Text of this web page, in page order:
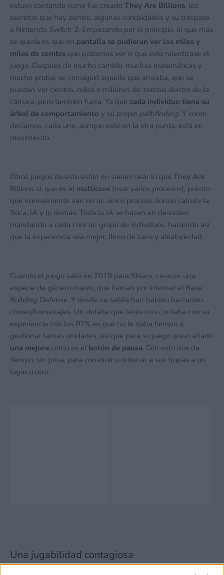
estuvo contando como fue creado They Are Billions, los
secretos que hay dentro, algunas curiosidades y su traspaso
a Nintendo Switch 2. Empezando por el principio, lo que más
se quería es que en pantalla se pudieran ver los miles y
miles de zombis que podamos ver si que esto ralentizase el
juego. Después de mucho cambio, muchas matemáticas y
mucho probar se consiguió aquello que ansiaba, que se
puedan ver cientos, miles o millones de zombis dentro de la
cámara, pero también fuera. Ya que cada individuo tiene su
árbol de comportamiento y su propio pathfinding. Y como
decíamos, cada uno, aunque esté en la otra punta, está en
movimiento.
Otros juegos de este estilo no suelen usar lo que They Are
Billions si, que es el multicore (usar varios procesos), puesto
que normalmente van en un único proceso donde calcula la
física, IA y lo demás. Toda la IA se hacen en desorden
mandando a cada core un grupo de individuos, haciendo así
que la experiencia sea mejor, lleno de caos y aleatoriedad.
Cuando el juego salió en 2019 para Steam, crearon una
especie de género nuevo, que llaman por internet el Base
Building Defense. Y desde su salida han habido bastantes
clones/homenajes. Un detalle que Jesús nos contaba con su
experiencia con los RTS, es que no le daba tiempo a
gestionar tantas unidades, así que para su juego quiso añadir
una mejora como es el botón de pausa. Con esto nos da
tiempo, sin prisa, para construir u ordenar a sus tropas a un
lugar u otro.
Una jugabilidad contagiosa